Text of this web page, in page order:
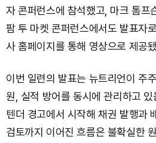
자 콘퍼런스에 참석했고, 마크 톰
팜 투 마켓 콘퍼런스에서도 발표자
사 홈페이지를 통해 영상으로 제공
이번 일련의 발표는 뉴트리언이 주
원, 실적 방어를 동시에 관리하고 있
텐더 경고에서 시작해 채권 발행과
검토까지 이어진 흐름은 불확실한